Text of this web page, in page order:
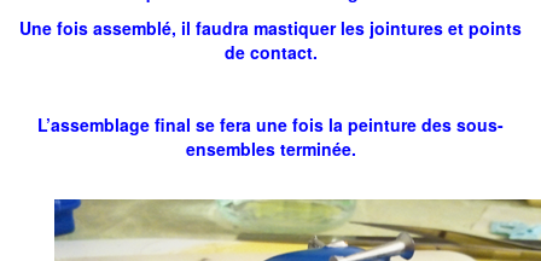
Une fois assemblé, il faudra mastiquer les jointures et points
de contact.
L’assemblage final se fera une fois la peinture des sous-
ensembles terminée.